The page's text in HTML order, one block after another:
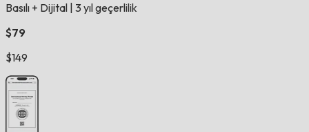
Basılı + Dijital 3 yıl geçerlilik
$79
$149